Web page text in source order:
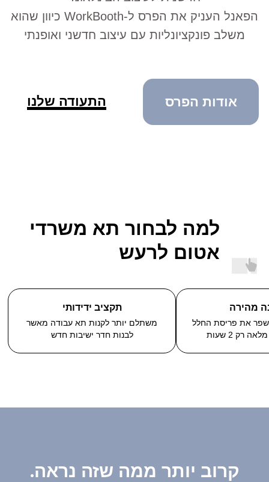
למה לבחור תא משרדי
אטום לרעש
בידוד אקוסטי מעולה
תא עבודה מציע בידוד קול טוב יותר
מאשר חדרי ישיבות מסורתיים
להעלות אותו
קרוב יותר ממה שזה נראה.